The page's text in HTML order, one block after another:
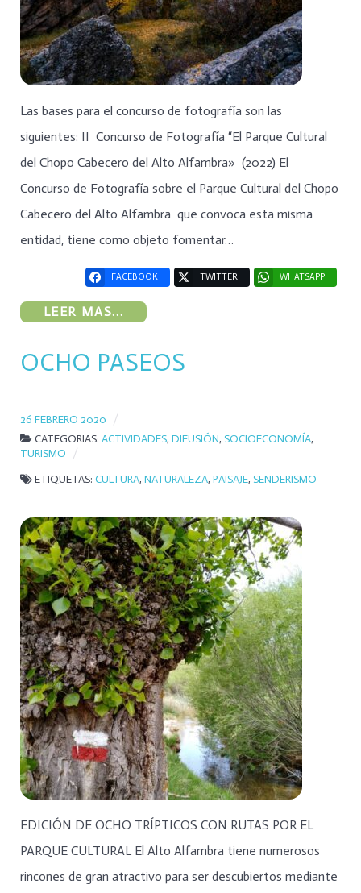
Las bases para el concurso de fotografía son las
siguientes: II Concurso de Fotografía “El Parque Cultural
del Chopo Cabecero del Alto Alfambra» (2022) El
Concurso de Fotografía sobre el Parque Cultural del Chopo
Cabecero del Alto Alfambra que convoca esta misma
entidad, tiene como objeto fomentar…
FACEBOOK TWITTER WHATSAPP
LEER MAS...
OCHO PASEOS
26 FEBRERO 2020
CATEGORIAS: ACTIVIDADES, DIFUSIÓN, SOCIOECONOMÍA,
TURISMO
ETIQUETAS: CULTURA, NATURALEZA, PAISAJE, SENDERISMO
EDICIÓN DE OCHO TRÍPTICOS CON RUTAS POR EL
PARQUE CULTURAL El Alto Alfambra tiene numerosos
rincones de gran atractivo para ser descubiertos mediante